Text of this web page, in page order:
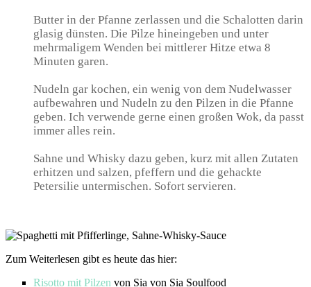
Butter in der Pfanne zerlassen und die Schalotten darin
glasig dünsten. Die Pilze hineingeben und unter
mehrmaligem Wenden bei mittlerer Hitze etwa 8
Minuten garen.
Nudeln gar kochen, ein wenig von dem Nudelwasser
aufbewahren und Nudeln zu den Pilzen in die Pfanne
geben. Ich verwende gerne einen großen Wok, da passt
immer alles rein.
Sahne und Whisky dazu geben, kurz mit allen Zutaten
erhitzen und salzen, pfeffern und die gehackte
Petersilie untermischen. Sofort servieren.
Zum Weiterlesen gibt es heute das hier:
Risotto mit Pilzen von Sia von Sia Soulfood